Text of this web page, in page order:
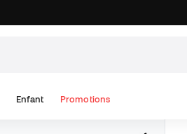
Enfant Promotions